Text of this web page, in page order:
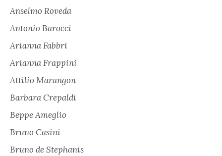
Anselmo Roveda
Antonio Barocci
Arianna Fabbri
Arianna Frappini
Attilio Marangon
Barbara Crepaldi
Beppe Ameglio
Bruno Casini
Bruno de Stephanis